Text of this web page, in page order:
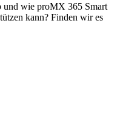
und wie proMX 365 Smart
kann? Finden wir es